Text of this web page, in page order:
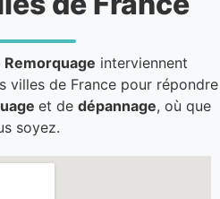
Remorquage interviennent
villes de France pour répondre
et de dépannage, où que
soyez.